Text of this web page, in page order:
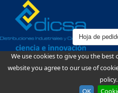
We use cookies to give you the best
website you agree to our use of
policy.
OK
Hoja de